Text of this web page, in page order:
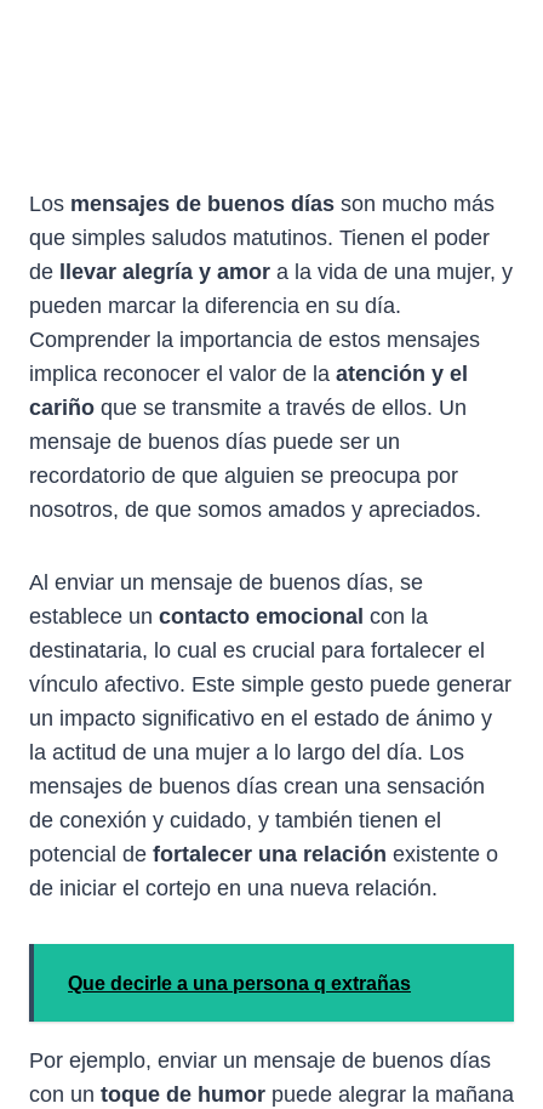
Los mensajes de buenos días son mucho más
que simples saludos matutinos. Tienen el poder
de llevar alegría y amor a la vida de una mujer, y
pueden marcar la diferencia en su día.
Comprender la importancia de estos mensajes
implica reconocer el valor de la atención y el
cariño que se transmite a través de ellos. Un
mensaje de buenos días puede ser un
recordatorio de que alguien se preocupa por
nosotros, de que somos amados y apreciados.
Al enviar un mensaje de buenos días, se
establece un contacto emocional con la
destinataria, lo cual es crucial para fortalecer el
vínculo afectivo. Este simple gesto puede generar
un impacto significativo en el estado de ánimo y
la actitud de una mujer a lo largo del día. Los
mensajes de buenos días crean una sensación
de conexión y cuidado, y también tienen el
potencial de fortalecer una relación existente o
de iniciar el cortejo en una nueva relación.
Que decirle a una persona q extrañas
Por ejemplo, enviar un mensaje de buenos días
con un toque de humor puede alegrar la mañana